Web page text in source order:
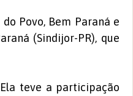
Povo, Bem Paraná e
(Sindijor-PR), que
teve a participação